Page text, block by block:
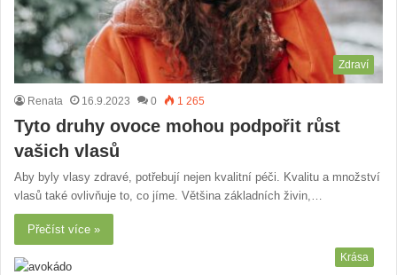
Zdraví
Renata 16.9.2023 0 1 265
Tyto druhy ovoce mohou podpořit růst
vašich vlasů
Aby byly vlasy zdravé, potřebují nejen kvalitní péči. Kvalitu a množství
vlasů také ovlivňuje to, co jíme. Většina základních živin,…
Přečíst více »
Krása